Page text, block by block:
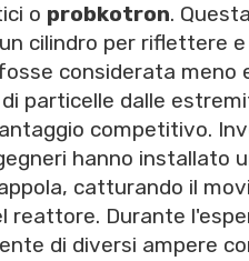
o probkotron.
cilindro per riflettere e
considerata meno
particelle dalle
competitivo.
hanno installato
catturando il
reattore. Durante
di diversi ampere